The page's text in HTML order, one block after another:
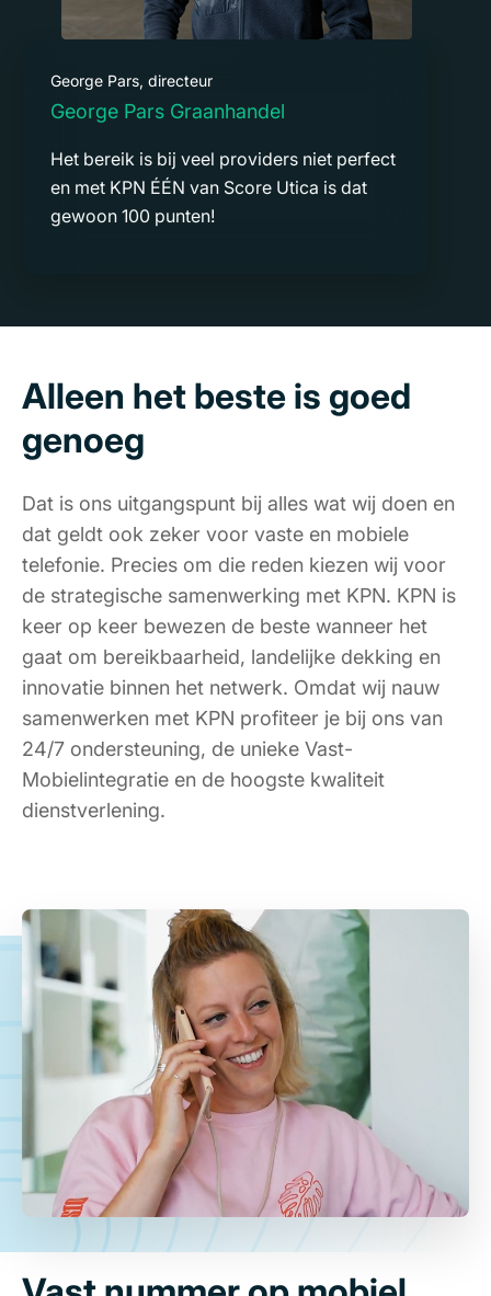
George Pars, directeur
George Pars Graanhandel
Het bereik is bij veel providers niet perfect
en met KPN ÉÉN van Score Utica is dat
gewoon 100 punten!
Alleen het beste is goed
genoeg
Dat is ons uitgangspunt bij alles wat wij doen en
dat geldt ook zeker voor vaste en mobiele
telefonie. Precies om die reden kiezen wij voor
de strategische samenwerking met KPN. KPN is
keer op keer bewezen de beste wanneer het
gaat om bereikbaarheid, landelijke dekking en
innovatie binnen het netwerk. Omdat wij nauw
samenwerken met KPN profiteer je bij ons van
24/7 ondersteuning, de unieke Vast-
Mobielintegratie en de hoogste kwaliteit
dienstverlening.